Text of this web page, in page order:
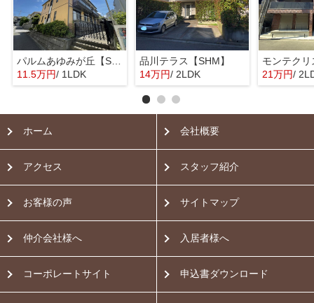
パルムあゆみが丘【SHM】
11.5万円/ 1LDK
品川テラス【SHM】
14万円/ 2LDK 21万円/
ホーム 会社概要
アクセス スタッフ紹介
お客様の声 サイトマップ
仲介会社様へ 入居者様へ
コーポレートサイト 申込書ダウンロード